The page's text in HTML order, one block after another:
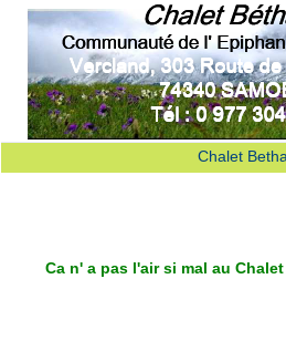
Chalet
Ca n' a pas l'air si mal au